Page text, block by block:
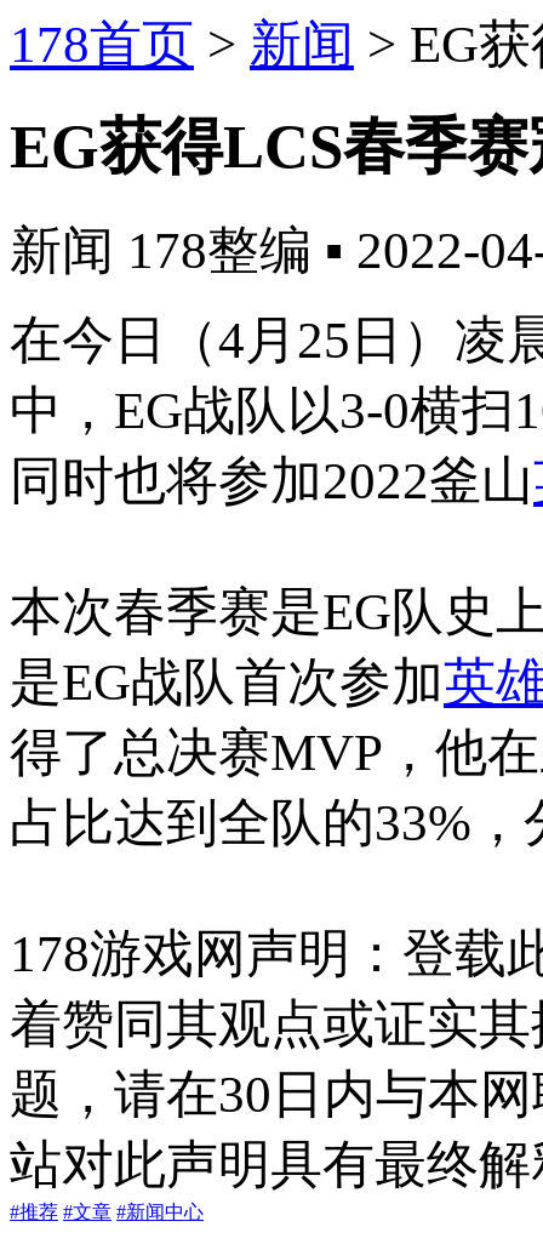
178首页 > 新闻 > EG
EG获得LCS春季
新闻 178整编 ▪ 2022-
在今日（4月25日）凌
中，EG战队以3-0横扫
同时也将参加2022釜山
本次春季赛是EG队史
是EG战队首次参加英
得了总决赛MVP，他
占比达到全队的33%
178游戏网声明：登载
着赞同其观点或证实
题，请在30日内与本
站对此声明具有最终
#推荐 #文章 #新闻中心